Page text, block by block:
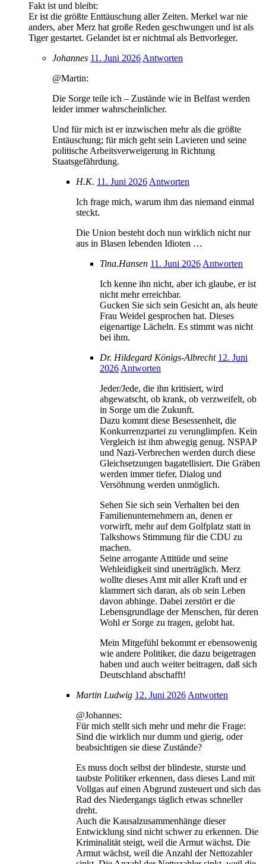
Fakt ist und bleibt:
Er ist die größte Enttäuschung aller Zeiten. Merkel war nie
anders, aber Merz hat große Reden geschwungen und ist als
Tiger gestartet. Gelandet ist er nichtmal als Bettvorleger.
Johannes 11. Juni 2026Antworten
@Martin:
Die Sorge teile ich – Zustände wie in Belfast werden
leider immer wahrscheinlicher.
Und für mich ist er inzwischen mehr als die größte
Entäuschung; für mich geht sein Lavieren und seine
politische Arbeitsverweigerung in Richtung
Staatsgefährdung.
H.K. 11. Juni 2026Antworten
Ich frage mich, warum ihm das niemand einmal
steckt.
Die Union besteht doch nun wirklich nicht nur
aus in Blasen lebenden Idioten …
Tina.Hansen 11. Juni 2026Antworten
Ich kenne ihn nicht, aber ich glaube, er ist
nicht mehr erreichbar.
Gucken Sie sich sein Gesicht an, als heute
Frau Weidel gesprochen hat. Dieses
eigenartige Lächeln. Es stimmt was nicht
bei ihm.
Dr. Hildegard Königs-Albrecht 12. Juni
2026Antworten
Jeder/Jede, die ihn kritisiert, wird
abgewatscht, ob krank, ob verzweifelt, ob
in Sorge um die Zukunft.
Dazu kommt diese Besessenheit, die
Konkurrenzpartei zu verunglimpfen. Kein
Vergleich ist ihm abwegig genug. NSPAP
und Nazi-Verbrechen werden durch diese
Gleichsetzungen bagatellisiert. Die Gräben
werden immer tiefer, Dialog und
Versöhnung werden unmöglich.
Sehen Sie sich sein Verhalten bei den
Familienunternehmern an, denen er
vorwirft, mehr auf dem Golfplatz statt in
Talkshows Stimmung für die CDU zu
machen.
Seine arrogante Attitüde und seine
Wehleidigkeit sind unerträglich. Merz
wollte dieses Amt mit aller Kraft und er
klammert sich daran, als ob sein Leben
davon abhinge. Dabei zerstört er die
Lebensgrundlage der Menschen, für deren
Wohl er Sorge zu tragen, gelobt hat.
Mein Mitgefühl bekommt er ebensowenig
wie andere Politiker, die dazu beigetragen
haben und auch weiter beitragen, daß sich
Deutschland abschafft!
Martin Ludwig 12. Juni 2026Antworten
@Johannes:
Für mich stellt sich mehr und mehr die Frage:
Sind die wirklich nur dumm und gierig, oder
beabsichtigen sie diese Zustände?
Es muss doch selbst der blindeste, sturste und
taubste Politiker erkennen, dass dieses Land mit
Vollgas auf einen Abgrund zusteuert und sich das
Rad des Niedergangs täglich etwas schneller
dreht.
Auch die Kausalzusammenhänge dieser
Entwicklung sind nicht schwer zu erkennen. Die
Kriminalität steigt, weil die Armut wächst. Die
Armut wächst, weil die Anzahl der Nettozahler